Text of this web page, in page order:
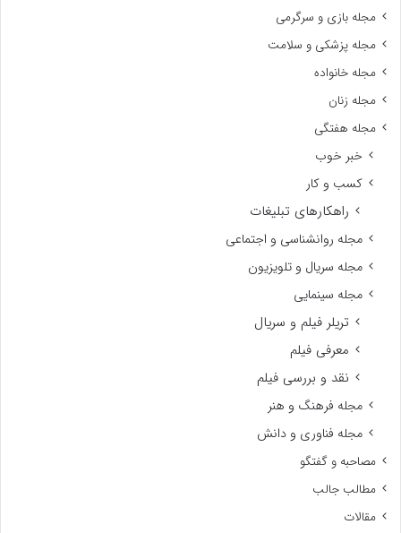
مجله بازی و سرگرمی
مجله پزشکی و سلامت
مجله خانواده
مجله زنان
مجله هفتگی
خبر خوب
کسب و کار
راهکارهای تبلیغات
مجله روانشناسی و اجتماعی
مجله سریال و تلویزیون
مجله سینمایی
تریلر فیلم و سریال
معرفی فیلم
نقد و بررسی فیلم
مجله فرهنگ و هنر
مجله فناوری و دانش
مصاحبه و گفتگو
مطالب جالب
مقالات